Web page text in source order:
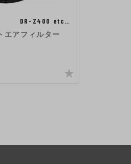
DR-Z400 etc…
エアフィルター